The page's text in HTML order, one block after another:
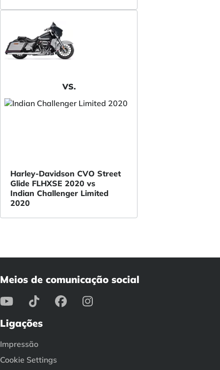
VS.
Harley-Davidson CVO Street
Glide FLHXSE 2020 vs
Indian Challenger Limited
2020
Meios de comunicação social
Ligações
Impressão
Cookie Settings